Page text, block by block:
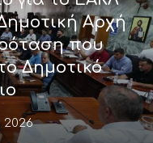
Αρχή
που
Δημοτικό
2026